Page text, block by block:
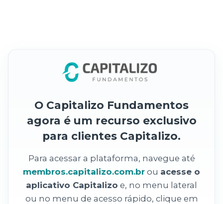
O Capitalizo Fundamentos
agora é um recurso exclusivo
para clientes Capitalizo.
Para acessar a plataforma, navegue até
membros.capitalizo.com.br ou acesse o
aplicativo Capitalizo e, no menu lateral
ou no menu de acesso rápido, clique em